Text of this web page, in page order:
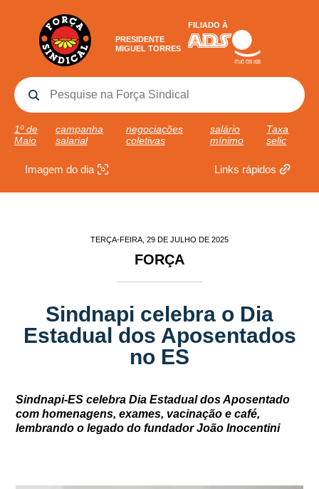
PRESIDENTE
MIGUEL TORRES
FILIADO À
1º de
Maio
campanha
salarial
negociações
coletivas
salário
mínimo
Taxa
selic
Imagem do dia Links rápidos
TERÇA-FEIRA, 29 DE JULHO DE 2025
FORÇA
Sindnapi celebra o Dia
Estadual dos Aposentados
no ES
Sindnapi-ES celebra Dia Estadual dos Aposentado
com homenagens, exames, vacinação e café,
lembrando o legado do fundador João Inocentini